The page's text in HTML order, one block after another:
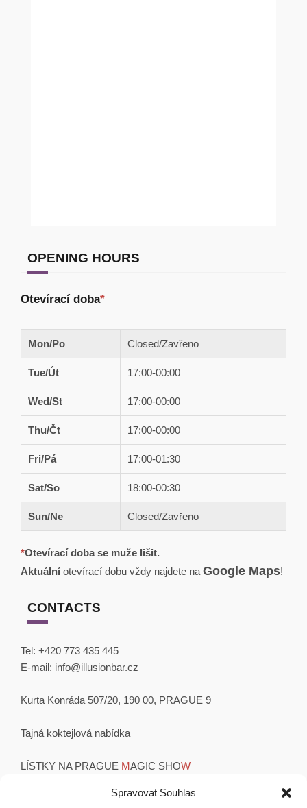
Spravovat Souhlas
OPENING HOURS
Otevírací doba*
Mon/Po Closed/Zavřeno
Tue/Út 17:00-00:00
Wed/St 17:00-00:00
Thu/Čt 17:00-00:00
Fri/Pá 17:00-01:30
Sat/So 18:00-00:30
Sun/Ne Closed/Zavřeno
*Otevírací doba se muže lišit.
Aktuálníotevírací dobu vždy najdete na Google Maps!
CONTACTS
Tel: +420 773 435 445
E-mail: info@illusionbar.cz
Kurta Konráda 507/20, 190 00, PRAGUE 9
Tajná koktejlová nabídka
LÍSTKY NA PRAGUE MAGIC SHOW